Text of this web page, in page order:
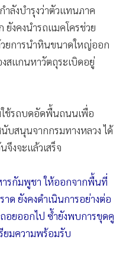
ำลังบำรุงว่าตัวแทนภาค
งคงนำรถแมคโครช่วย
ยการนำหินขนาดใหญ่ออก
สแกนหาวัตถุระเบิดอยู่
ใช้รถบดอัดพื้นถนนเพื่อ
บสนุนจากกรมทางหลวง ได้
จึงจะแล้วเสร็จ
รกัมพูชา ให้ออกจากพื้นที่
ด ยังคงดำเนินการอย่างต่อ
อยออกไป ซ้ำยังพบการขุดคู
ยมความพร้อมรับ